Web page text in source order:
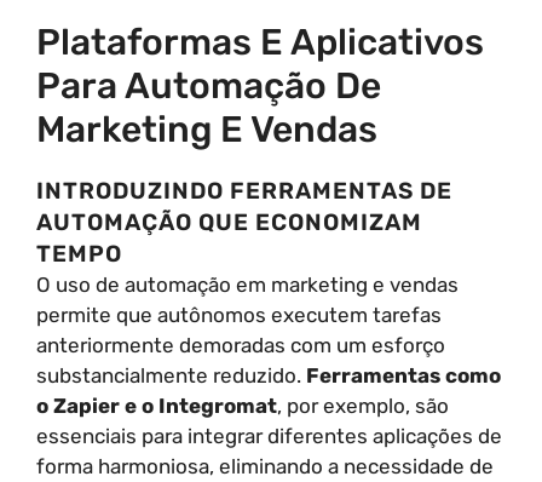
Plataformas E Aplicativos
Para Automação De
Marketing E Vendas
INTRODUZINDO FERRAMENTAS DE
AUTOMAÇÃO QUE ECONOMIZAM
TEMPO
O uso de automação em marketing e vendas
permite que autônomos executem tarefas
anteriormente demoradas com um esforço
substancialmente reduzido. Ferramentas como
o Zapier e o Integromat, por exemplo, são
essenciais para integrar diferentes aplicações de
forma harmoniosa, eliminando a necessidade de